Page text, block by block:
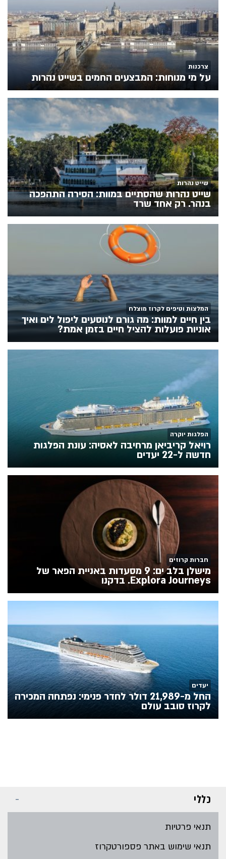
צרכנות
על מי מנוחות: המבצעים החמים בשייט נהרות
שייט נהרות
שייט נהרות שהסתיים במוות: הסירה התהפכה
בנהר. רק אחד שרד
המלצות וטיפים לקרוז מוצלח
בין חיים למוות: מה גורם לנוסעים ליפול לים ואיך
אוניות פועלות להציל חיים בזמן אמת?
הפלגות יוקרה
רויאל קריביאן מרחיבה לאסיה: עונת הפלגות
חדשה ל-22 יעדים
חברות קרוזים
מישלן בלב ים: 9 מסעדות באניית הפאר של
Explora Journeys. בדקנו
יעדים
החל מ-21,989 דולר לחדר פנימי: נפתחה המכירה
לקרוז סובב עולם
כללי
תנאי פרטיות
תנאי שימוש באתר פספורטקרוז